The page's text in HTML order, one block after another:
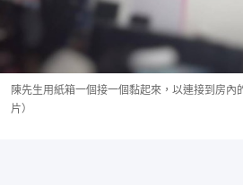
陳先生用紙箱一個接一個黏起來，以連接到房內
片）